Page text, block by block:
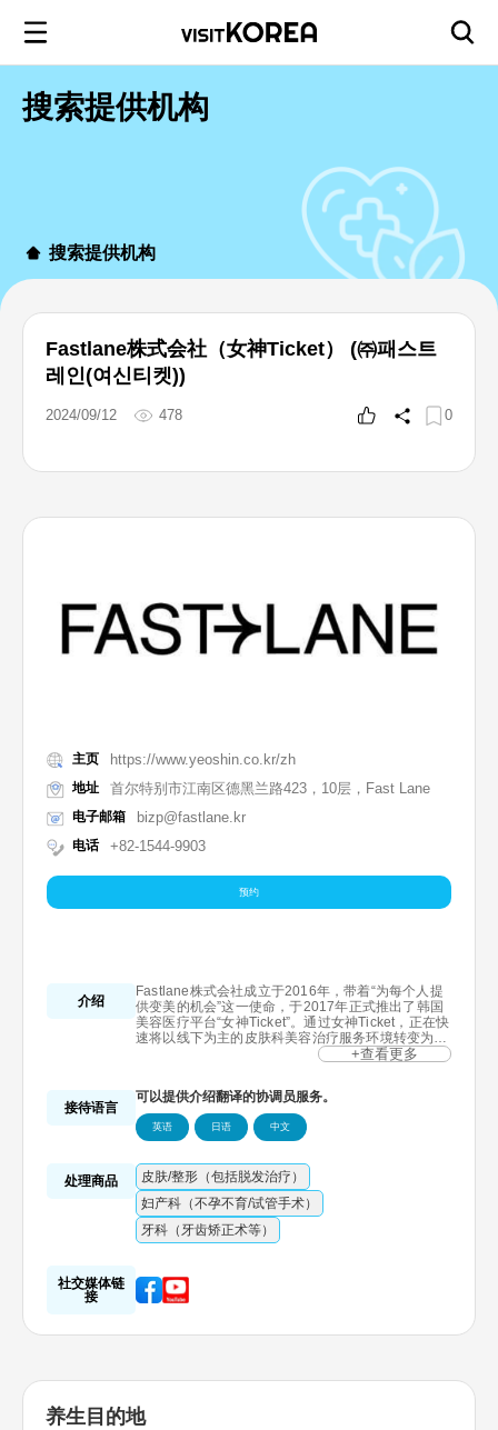
搜索提供机构
搜索提供机构
Fastlane株式会社（女神Ticket） (㈜패스트
레인(여신티켓))
2024/09/12 478 0
主页 https://www.yeoshin.co.kr/zh
地址 首尔特别市江南区德黑兰路423，10层，Fast Lane
电子邮箱 bizp@fastlane.kr
电话 +82-1544-9903
预约
介绍
Fastlane株式会社成立于2016年，带着“为每个人提
供变美的机会”这一使命，于2017年正式推出了韩国
美容医疗平台“女神Ticket”。通过女神Ticket，正在快
速将以线下为主的皮肤科美容治疗服务环境转变为线
肤治疗信息和评论，并使用手机预订和支付功能方便
地使用韩国的皮肤科诊所。此外，还推出了韩国首个
适用于外国人的“副作用安心护理”服务，引领着市场
来韩的外国医疗游客可以使用“女神Ticket”的全球版
本，体验各国语言（英语,中文,日语）的预约,咨询,支
付功能。
+查看更多
接待语言
可以提供介绍翻译的协调员服务。
英语 日语 中文
处理商品
皮肤/整形（包括脱发治疗）
妇产科（不孕不育/试管手术）
牙科（牙齿矫正术等）
社交媒体链
接
养生目的地